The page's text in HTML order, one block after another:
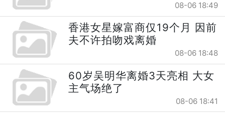
08-06 18:49
香港女星嫁富商仅19个月 因前
夫不许拍吻戏离婚
08-06 18:48
60岁吴明华离婚3天亮相 大女
主气场绝了
08-06 18:41